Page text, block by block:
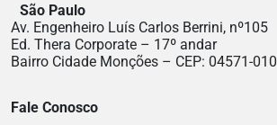
São Paulo
Av. Engenheiro Luís Carlos Berrini, nº105
Ed. Thera Corporate – 17º andar
Bairro Cidade Monções – CEP: 04571-010
Fale Conosco